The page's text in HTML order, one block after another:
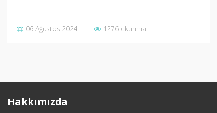
06 Ağustos 2024 1276 okunma
Hakkımızda